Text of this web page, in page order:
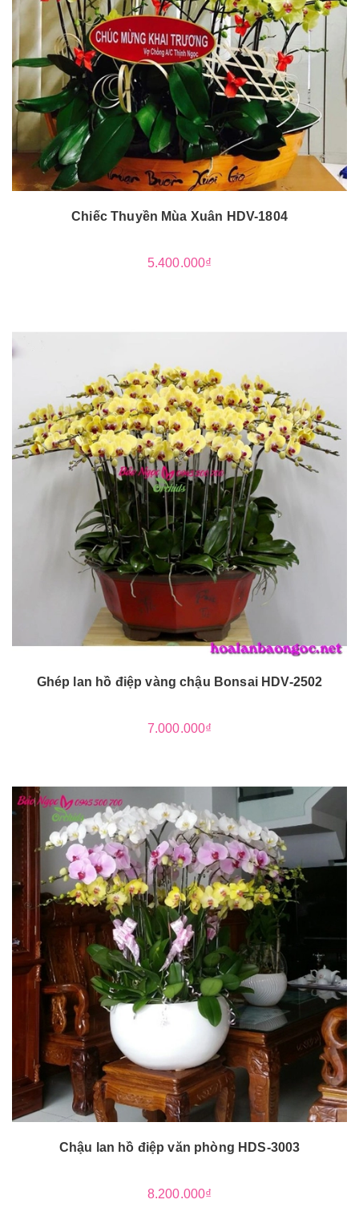
Chiếc Thuyền Mùa Xuân HDV-1804
5.400.000₫
Ghép lan hồ điệp vàng chậu Bonsai HDV-2502
7.000.000₫
Chậu lan hồ điệp văn phòng HDS-3003
8.200.000₫